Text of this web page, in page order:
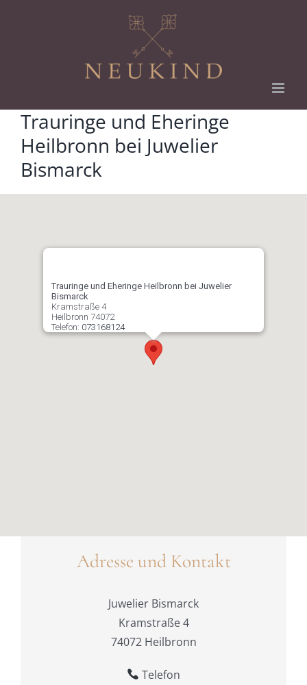
Trauringe und Eheringe
Heilbronn bei Juwelier
Bismarck
Trauringe und Eheringe Heilbronn bei Juwelier
Bismarck
Kramstraße 4
Heilbronn 74072
Telefon: 073168124
Adresse und Kontakt
Juwelier Bismarck
Kramstraße 4
74072 Heilbronn
Telefon